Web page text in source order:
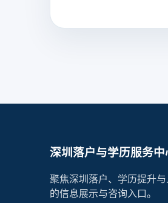
深圳落户与学历服务中
聚焦深圳落户、学历提升
的信息展示与咨询入口。